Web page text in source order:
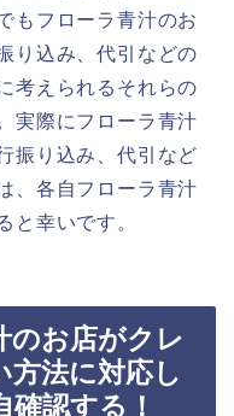
もフローラ青汁のお
り込み、代引などの
考えられるそれらの
実際にフローラ青汁
振り込み、代引など
、各自フローラ青汁
と幸いです。
のお店がクレ
方法に対応し
認する！